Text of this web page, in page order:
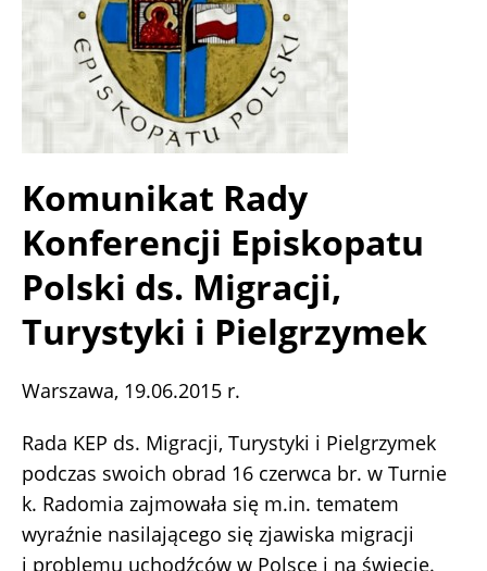
Komunikat Rady
Konferencji Episkopatu
Polski ds. Migracji,
Turystyki i Pielgrzymek
Warszawa, 19.06.2015 r.
Rada KEP ds. Migracji, Turystyki i Pielgrzymek
podczas swoich obrad 16 czerwca br. w Turnie
k. Radomia zajmowała się m.in. tematem
wyraźnie nasilającego się zjawiska migracji
i problemu uchodźców w Polsce i na świecie.